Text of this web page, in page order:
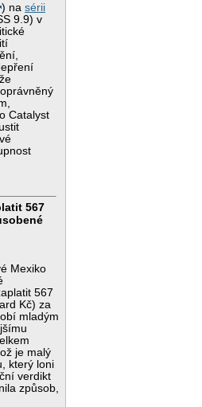
) nasérii
9.9) v
Catalyst
567
Mexiko
567
Kč) za
mladým
je malý
který loni
verdikt
způsob,